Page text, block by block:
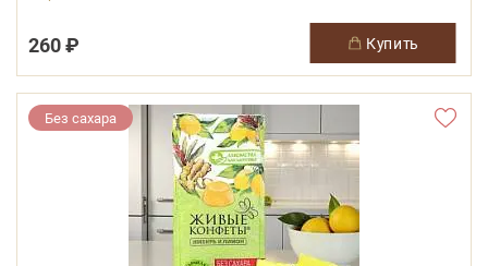
260 ₽ купить
Без сахара